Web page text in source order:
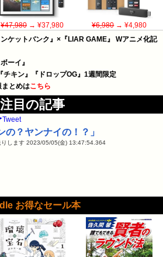
¥47,980→ ¥37,980 ¥6,980→ ¥4,980
ンケットバンク』×『LIAR GAME』 Wアニメ化記
ーイ』
チキン』『ドロップOG』1週間限定
とめはこちら
注目の記事
の？ヤンナイの！？」
りします 2023/05/05(金) 13:47:54.364
お得なセール本